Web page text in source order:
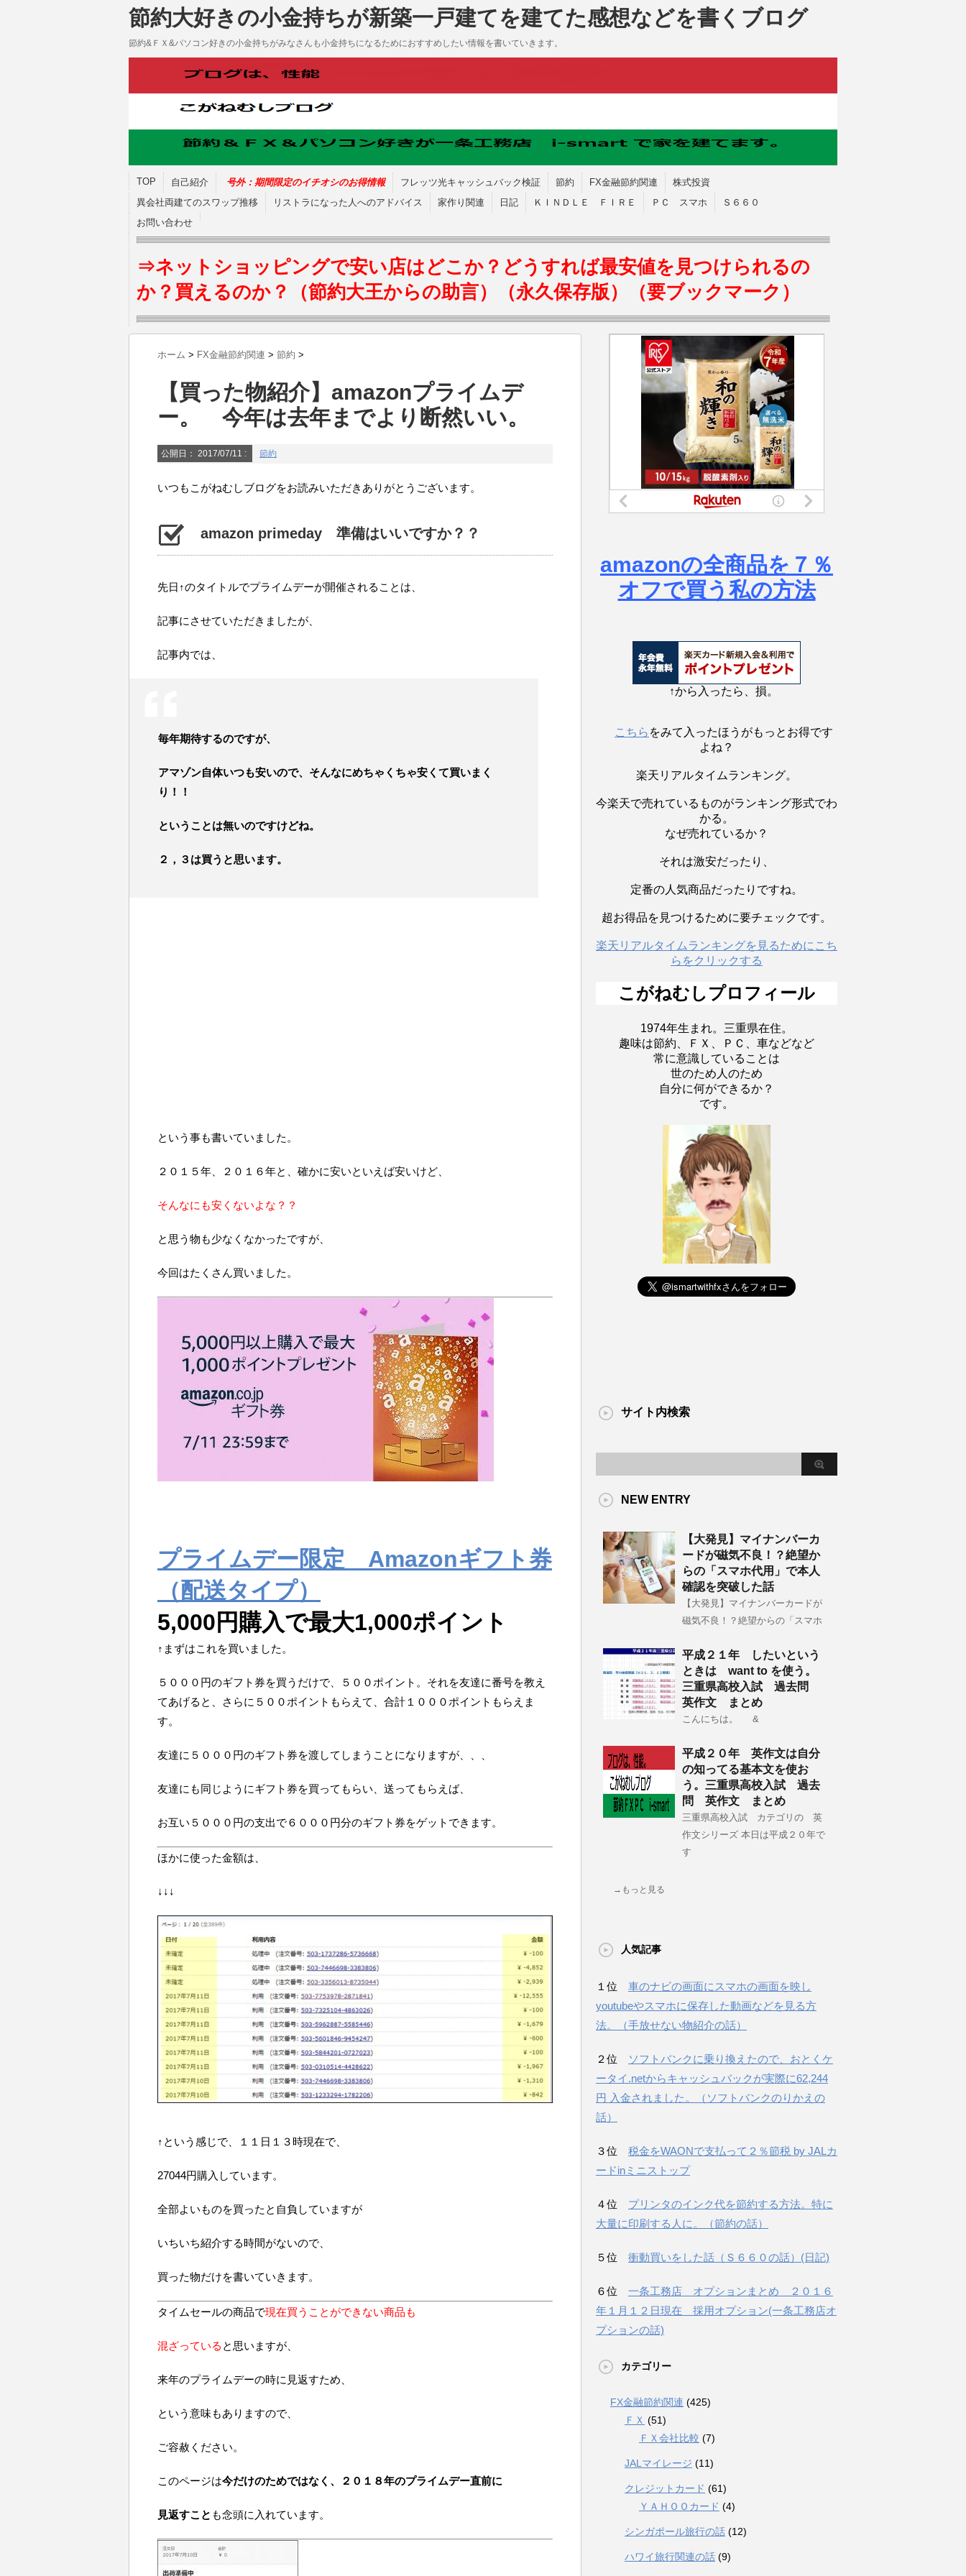
節約大好きの小金持ちが新築一戸建てを建てた感想などを書くブログ
節約&ＦＸ&パソコン好きの小金持ちがみなさんも小金持ちになるためにおすすめしたい情報を書いていきます。
TOP 自己紹介 号外：期間限定のイチオシのお得情報 フレッツ光キャッシュバック検証 節約 FX金融節約関連
株式投資
異会社両建てのスワップ推移
リストラになった人へのアドバイス 家作り関連 日記 ＫＩＮＤＬＥ ＦＩＲＥ ＰＣ スマホ
Ｓ６６０
お問い合わせ
⇒ネットショッピングで安い店はどこか？どうすれば最安値を見つけられるの
か？買えるのか？（節約大王からの助言）（永久保存版）（要ブックマーク）
ホーム > FX金融節約関連 > 節約 >
【買った物紹介】amazonプライムデ
ー。 今年は去年までより断然いい。
公開日： 2017/07/11 : 節約
いつもこがねむしブログをお読みいただきありがとうございます。
amazon primeday 準備はいいですか？？
先日↑のタイトルでプライムデーが開催されることは、
記事にさせていただきましたが、
記事内では、
毎年期待するのですが、
アマゾン自体いつも安いので、そんなにめちゃくちゃ安くて買いまく
り！！
ということは無いのですけどね。
２，３は買うと思います。
という事も書いていました。
２０１５年、２０１６年と、確かに安いといえば安いけど、
そんなにも安くないよな？？
と思う物も少なくなかったですが、
今回はたくさん買いました。
プライムデー限定 Amazonギフト券
（配送タイプ）
5,000円購入で最大1,000ポイント
↑まずはこれを買いました。
５０００円のギフト券を買うだけで、５００ポイント。それを友達に番号を教え
てあげると、さらに５００ポイントもらえて、合計１０００ポイントもらえま
す。
友達に５０００円のギフト券を渡してしまうことになりますが、、、
友達にも同じようにギフト券を買ってもらい、送ってもらえば、
お互い５０００円の支出で６０００円分のギフト券をゲットできます。
ほかに使った金額は、
↓↓↓
↑という感じで、１１日１３時現在で、
27044円購入しています。
全部よいものを買ったと自負していますが
いちいち紹介する時間がないので、
買った物だけを書いていきます。
タイムセールの商品で現在買うことができない商品も
混ざっている と思いますが、
来年のプライムデーの時に見返すため、
という意味もありますので、
ご容赦ください。
このページは今だけのためではなく、２０１８年のプライムデー直前に
見返すこと も念頭に入れています。
amazonの全商品を７％
オフで買う私の方法
↑から入ったら、損。
こちら をみて入ったほうがもっとお得です
よね？
楽天リアルタイムランキング。
今楽天で売れているものがランキング形式でわ
かる。
なぜ売れているか？
それは激安だったり、
定番の人気商品だったりですね。
超お得品を見つけるために要チェックです。
楽天リアルタイムランキングを見るためにこち
らをクリックする
こがねむしプロフィール
1974年生まれ。三重県在住。
趣味は節約、ＦＸ、ＰＣ、車などなど
常に意識していることは
世のため人のため
自分に何ができるか？
です。
サイト内検索
NEW ENTRY
【大発見】マイナンバーカ
ードが磁気不良！？絶望か
らの「スマホ代用」で本人
確認を突破した話
【大発見】マイナンバーカードが
磁気不良！？絶望からの「スマホ
平成２１年 したいという
ときは want to を使う。
三重県高校入試 過去問
英作文 まとめ
こんにちは。 &
平成２０年 英作文は自分
の知ってる基本文を使お
う。三重県高校入試 過去
問 英作文 まとめ
三重県高校入試 カテゴリの 英
作文シリーズ 本日は平成２０年で
す
→もっと見る
人気記事
１位 車のナビの画面にスマホの画面を映し
youtubeやスマホに保存した動画などを見る方
法。（手放せない物紹介の話）
２位
ソフトバンクに乗り換えたので、おとくケ
ータイ.netからキャッシュバックが実際に62,244
円 入金されました。（ソフトバンクのりかえの
話）
３位 税金をWAONで支払って２％節税 by JALカ
ードinミニストップ
４位 プリンタのインク代を節約する方法。特に
大量に印刷する人に。（節約の話）
５位 衝動買いをした話（Ｓ６６０の話）(日記)
６位 一条工務店 オプションまとめ ２０１６
年１月１２日現在 採用オプション(一条工務店オ
プションの話)
カテゴリー
FX金融節約関連 (425)
ＦＸ (51)
ＦＸ会社比較 (7)
JALマイレージ (11)
クレジットカード (61)
ＹＡＨＯＯカード (4)
シンガポール旅行の話 (12)
ハワイ旅行関連の話 (9)